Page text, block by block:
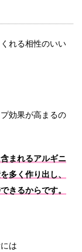
れる相性のいい
効果が高まるの
まれるアルギニ
多く作り出し、
きるからです。
は